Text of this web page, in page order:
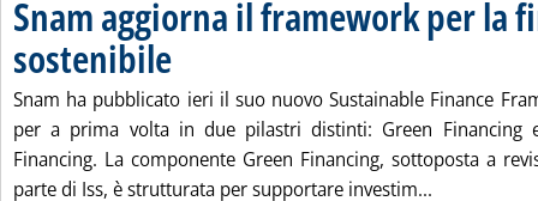
Snam aggiorna il framework per la
sostenibile
Snam ha pubblicato ieri il suo nuovo Sustainable Finance
per a prima volta in due pilastri distinti: Green Financing
Financing. La componente Green Financing, sottoposta a
parte di Iss, è strutturata per supportare investim...